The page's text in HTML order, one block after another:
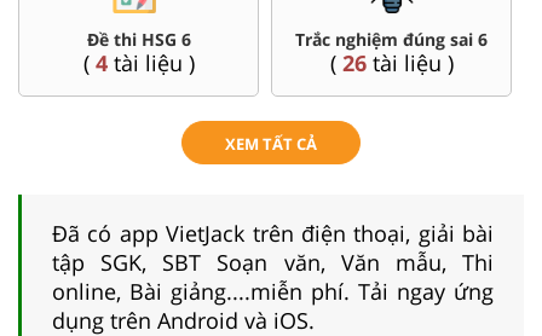
Đề thi HSG 6
( 4tài liệu )
Trắc nghiệm đúng sai 6
( 26tài liệu )
XEM TẤT CẢ
Đã có app VietJack trên điện thoại, giải bài
tập SGK, SBT Soạn văn, Văn mẫu, Thi
online, Bài giảng....miễn phí. Tải ngay ứng
dụng trên Android và iOS.